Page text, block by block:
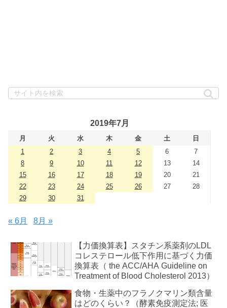
2019年7月
月 火 水 木 金 土
日
1
2 3 4 5 6
7
8
9 10 11 12 13
14
15
16 17 18 19 20
21
22
23 24 25 26 27
28
29
30 31
« 6月 8月 »
【力価換算表】スタチン系薬剤のLDL
コレステロール低下作用に基づく力価
換算表（ the ACC/AHA Guideline on
Treatment of Blood Cholesterol 2013）
食物・生薬中のフラノクマリン類含量
はどのくらい？（酵素免疫測定法; 医